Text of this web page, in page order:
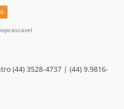
(44) 3528-4737 | (44) 9.9816-